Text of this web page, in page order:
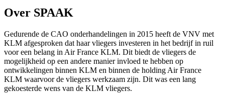
Over SPAAK
Gedurende de CAO onderhandelingen in 2015 heeft de VNV met
KLM afgesproken dat haar vliegers investeren in het bedrijf in ruil
voor een belang in Air France KLM. Dit biedt de vliegers de
mogelijkheid op een andere manier invloed te hebben op
ontwikkelingen binnen KLM en binnen de holding Air France
KLM waarvoor de vliegers werkzaam zijn. Dit was een lang
gekoesterde wens van de KLM vliegers.